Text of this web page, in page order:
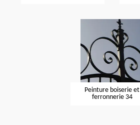
Peinture boiserie et
ferronnerie 34